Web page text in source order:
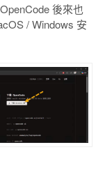
後來也
/ Windows 安